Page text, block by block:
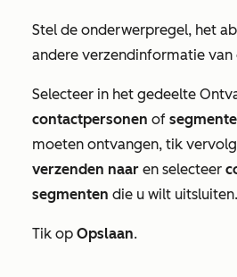
Stel de onderwerpregel, het
andere verzendinformatie van
Selecteer in het gedeelte
contactpersonen of
moeten ontvangen, tik
verzenden naar en selecteer
segmenten die u wilt uitsluiten.
Tik op Opslaan.